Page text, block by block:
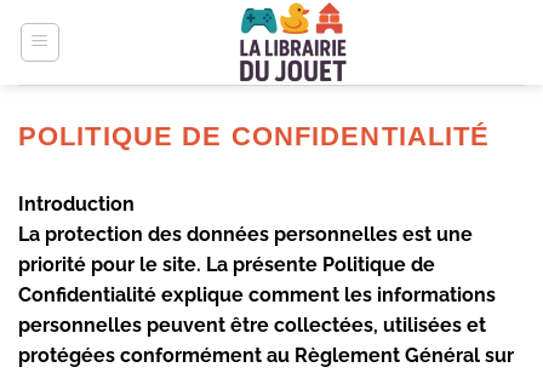
POLITIQUE DE CONFIDENTIALITÉ
Introduction
La protection des données personnelles est une
priorité pour le site. La présente Politique de
Confidentialité explique comment les informations
personnelles peuvent être collectées, utilisées et
protégées conformément au Règlement Général sur